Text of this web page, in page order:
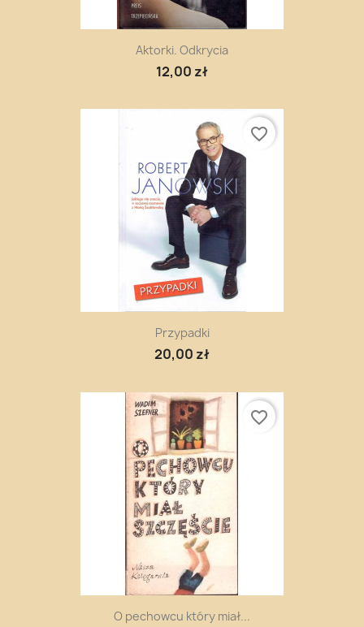
Aktorki. Odkrycia
12,00 zł
Przypadki
20,00 zł
favorite_border
O pechowcu który miał...
favorite_border